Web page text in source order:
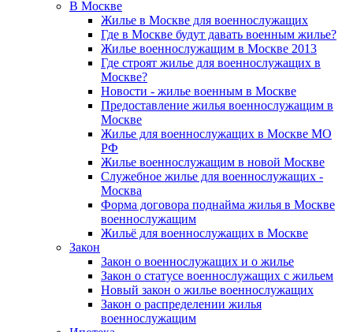
В Москве
Жилье в Москве для военнослужащих
Где в Москве будут давать военным жилье?
Жилье военнослужащим в Москве 2013
Где строят жилье для военнослужащих в
Москве?
Новости - жилье военным в Москве
Предоставление жилья военнослужащим в
Москве
Жилье для военнослужащих в Москве МО
РФ
Жилье военнослужащим в новой Москве
Служебное жилье для военнослужащих -
Москва
Форма договора поднайма жилья в Москве
военнослужащим
Жильё для военнослужащих в Москве
Закон
Закон о военнослужащих и о жилье
Закон о статусе военнослужащих с жильем
Новый закон о жилье военнослужащих
Закон о распределении жилья
военнослужащим